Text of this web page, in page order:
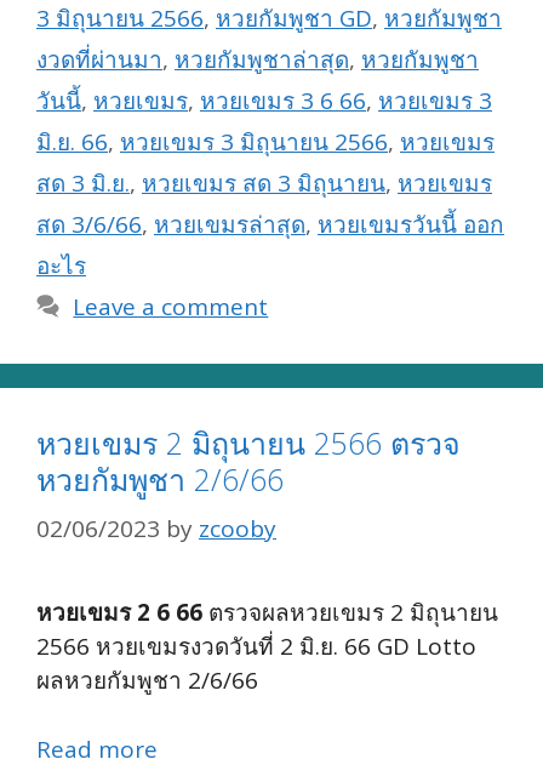
3 มิถุนายน 2566, หวยกัมพูชา GD, หวยกัมพูชา
งวดที่ผ่านมา, หวยกัมพูชาล่าสุด, หวยกัมพูชา
วันนี้, หวยเขมร, หวยเขมร 3 6 66, หวยเขมร 3
มิ.ย. 66, หวยเขมร 3 มิถุนายน 2566, หวยเขมร
สด 3 มิ.ย., หวยเขมร สด 3 มิถุนายน, หวยเขมร
สด 3/6/66, หวยเขมรล่าสุด, หวยเขมรวันนี้ ออก
อะไร
Leave a comment
หวยเขมร 2 มิถุนายน 2566 ตรวจ
หวยกัมพูชา 2/6/66
02/06/2023 by zcooby
หวยเขมร 2 6 66 ตรวจผลหวยเขมร 2 มิถุนายน
2566 หวยเขมรงวดวันที่ 2 มิ.ย. 66 GD Lotto
ผลหวยกัมพูชา 2/6/66
Read more